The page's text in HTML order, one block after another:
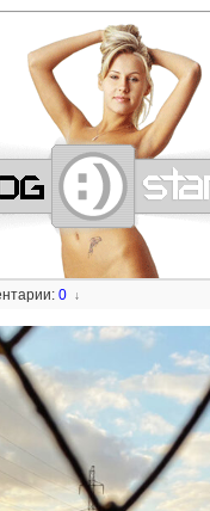
——————————
0 ↓